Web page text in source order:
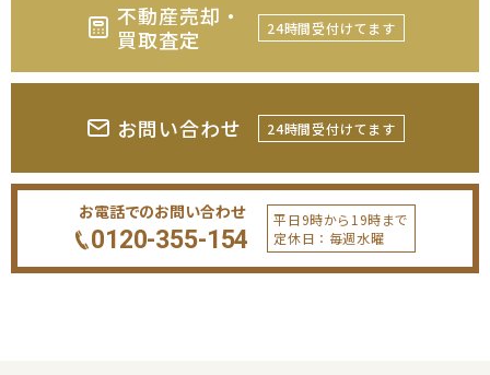
不動産売却・
買取査定
24時間受付けてます
お問い合わせ 24時間受付けてます
お電話でのお問い合わせ
0120-355-154
平日9時から19時まで
定休日：毎週水曜